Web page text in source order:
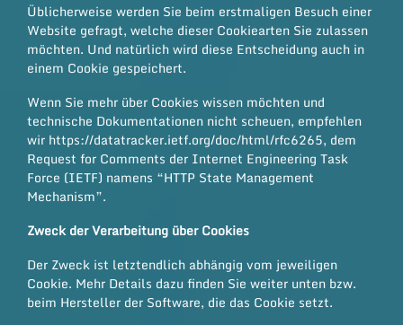
Üblicherweise werden Sie beim erstmaligen Besuch einer
Website gefragt, welche dieser Cookiearten Sie zulassen
möchten. Und natürlich wird diese Entscheidung auch in
einem Cookie gespeichert.
Wenn Sie mehr über Cookies wissen möchten und
technische Dokumentationen nicht scheuen, empfehlen
wir https://datatracker.ietf.org/doc/html/rfc6265, dem
Request for Comments der Internet Engineering Task
Force (IETF) namens “HTTP State Management
Mechanism”.
Zweck der Verarbeitung über Cookies
Der Zweck ist letztendlich abhängig vom jeweiligen
Cookie. Mehr Details dazu finden Sie weiter unten bzw.
beim Hersteller der Software, die das Cookie setzt.